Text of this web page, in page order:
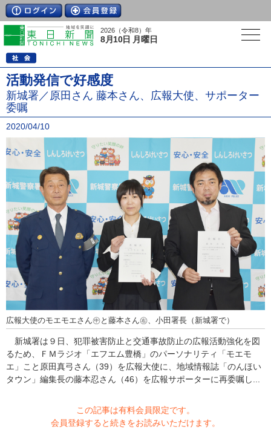
2026（令和8）年
8月10日 月曜日
活動発信で好感度
新城署／原田さん 藤本さん、広報大使、サポーター
委嘱
2020/04/10
広報大使のモエモエさん㊥と藤本さん㊨、小田署長（新城署で）
新城署は９日、犯罪被害防止と交通事故防止の広報活動強化を図
るため、ＦＭラジオ「エフエム豊橋」のパーソナリティ「モエモ
エ」こと原田真弓さん（39）を広報大使に、地域情報誌「のんほい
タウン」編集長の藤本忍さん（46）を広報サポーターに再委嘱し...
この記事は有料会員限定です。
会員登録すると続きをお読みいただけます。